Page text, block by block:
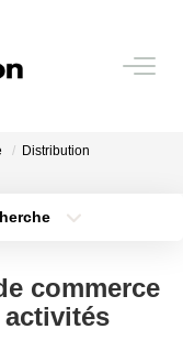
Distribution
commerce